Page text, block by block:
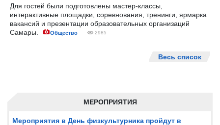
МЕРОПРИЯТИЯ
Мероприятия в День физкультурника пройдут в
Для гостей были подготовлены мастер-классы,
интерактивные площадки, соревнования, тренинги, ярмарка
вакансий и презентации образовательных организаций
Самары.
Общество 2985
Весь список